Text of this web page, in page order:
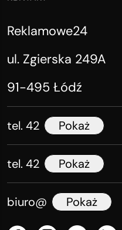
Reklamowe24
ul. Zgierska 249A
91-495 Łódź
tel. 42 Pokaż
tel. 42 Pokaż
biuro@ Pokaż